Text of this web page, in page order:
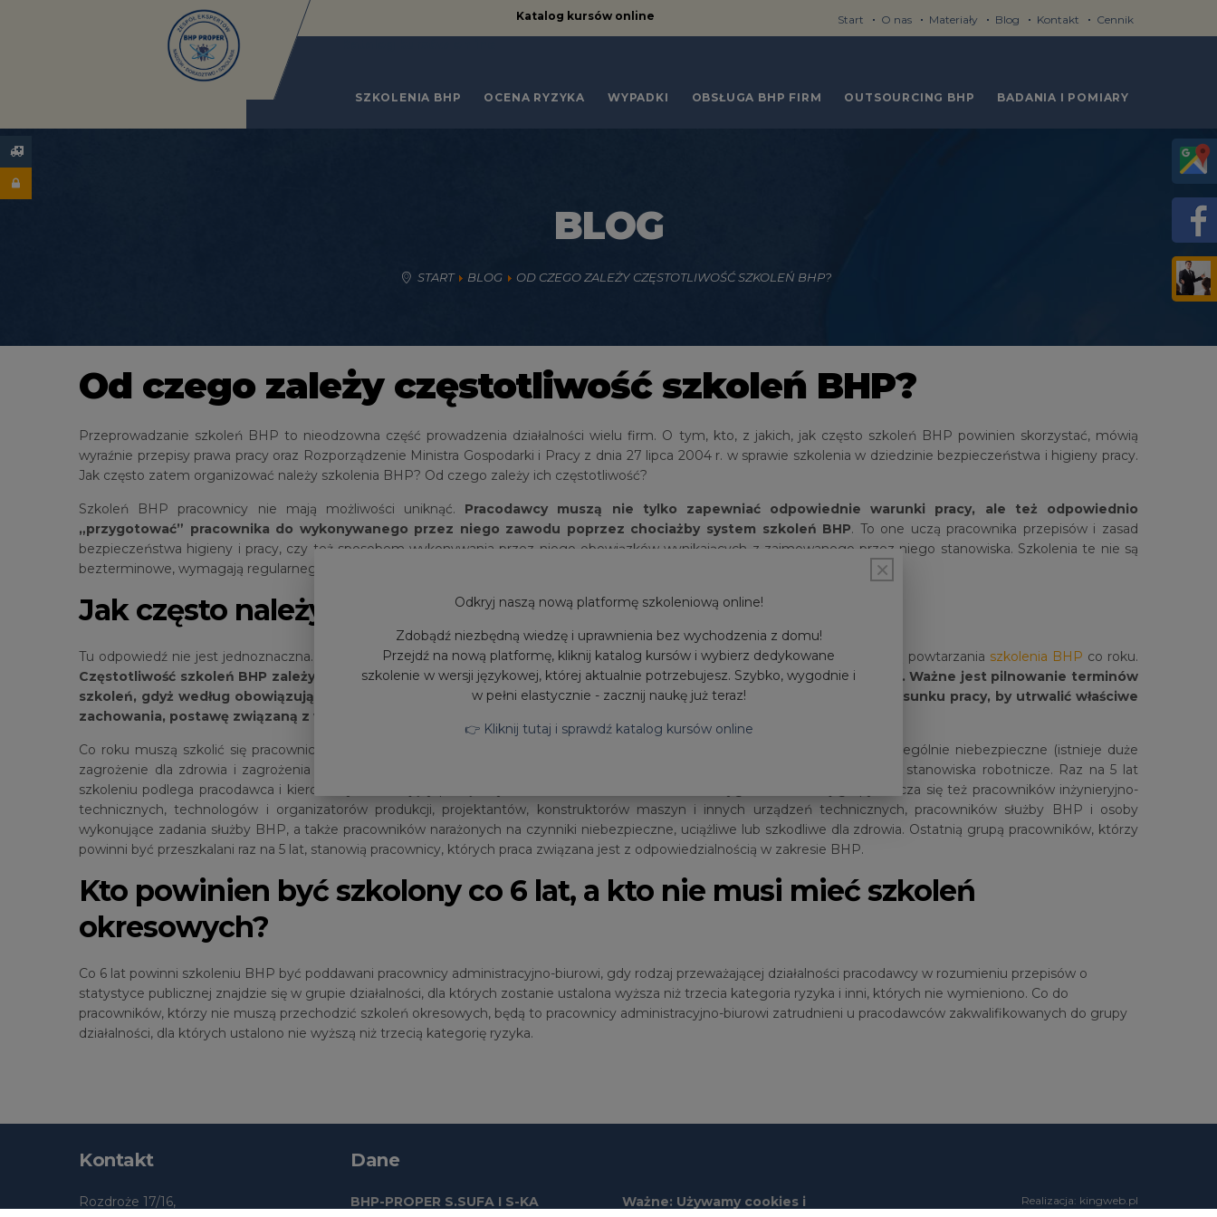
Start O nas Materiały Blog Kontakt Cennik
Katalog kursów online
SZKOLENIA BHP OCENA RYZYKA WYPADKI OBSŁUGA BHP FIRM OUTSOURCING BHP BADANIA I POMIARY
BLOG
START BLOG OD CZEGO ZALEŻY CZĘSTOTLIWOŚĆ SZKOLEŃ BHP?
Od czego zależy częstotliwość szkoleń BHP?
Przeprowadzanie szkoleń BHP to nieodzowna część prowadzenia działalności wielu firm. O tym, kto, z jakich, jak często szkoleń BHP powinien skorzystać, mówią
wyraźnie przepisy prawa pracy oraz Rozporządzenie Ministra Gospodarki i Pracy z dnia 27 lipca 2004 r. w sprawie szkolenia w dziedzinie bezpieczeństwa i higieny pracy.
Jak często zatem organizować należy szkolenia BHP? Od czego zależy ich częstotliwość?
Szkoleń BHP pracownicy nie mają możliwości uniknąć. Pracodawcy muszą nie tylko zapewniać odpowiednie warunki pracy, ale też odpowiednio
„przygotować” pracownika do wykonywanego przez niego zawodu poprzez chociażby system szkoleń BHP. To one uczą pracownika przepisów i zasad
bezpieczeństwa higieny i pracy, czy też sposobem wykonywania przez niego obowiązków wynikających z zajmowanego przez niego stanowiska. Szkolenia te nie są
bezterminowe, wymagają regularnego powtarzania, uaktualniania.
Jak często należy przechodzić szkolenia BHP?
Tu odpowiedź nie jest jednoznaczna. Są branże, których ważność szkolenia BHP jest dłuższa, a są takie zawody, które wymagają powtarzania szkolenia BHP co roku.
Częstotliwość szkoleń BHP zależy zatem od zajmowanego przez pracownika stanowiska i rodzaju wykonywanej pracy. Ważne jest pilnowanie terminów
szkoleń, gdyż według obowiązujących przepisów szkolenia BHP muszą dobywać się (powtarzać) w czasie trwania stosunku pracy, by utrwalić właściwe
zachowania, postawę związaną z warunkami pracy i wykonywanych w związku z zajmowanym stanowiskiem pracy.
Co roku muszą szkolić się pracownicy, którzy są zatrudnieni na stanowiskach robotniczych, których wykonywane prace są szczególnie niebezpieczne (istnieje duże
zagrożenie dla zdrowia i zagrożenia wypadkowego). Rzadziej, bo raz na 3 lata powinni być przeszkalani pracownicy zajmujący stanowiska robotnicze. Raz na 5 lat
szkoleniu podlega pracodawca i kierownicy nadzorujący pracę innych osób, zwłaszcza mistrzowie i brygadziści. Do tej grupy zalicza się też pracowników inżynieryjno-
technicznych, technologów i organizatorów produkcji, projektantów, konstruktorów maszyn i innych urządzeń technicznych, pracowników służby BHP i osoby
wykonujące zadania służby BHP, a także pracowników narażonych na czynniki niebezpieczne, uciążliwe lub szkodliwe dla zdrowia. Ostatnią grupą pracowników, którzy
powinni być przeszkalani raz na 5 lat, stanowią pracownicy, których praca związana jest z odpowiedzialnością w zakresie BHP.
Kto powinien być szkolony co 6 lat, a kto nie musi mieć szkoleń
okresowych?
Co 6 lat powinni szkoleniu BHP być poddawani pracownicy administracyjno-biurowi, gdy rodzaj przeważającej działalności pracodawcy w rozumieniu przepisów o
statystyce publicznej znajdzie się w grupie działalności, dla których zostanie ustalona wyższa niż trzecia kategoria ryzyka i inni, których nie wymieniono. Co do
pracowników, którzy nie muszą przechodzić szkoleń okresowych, będą to pracownicy administracyjno-biurowi zatrudnieni u pracodawców zakwalifikowanych do grupy
działalności, dla których ustalono nie wyższą niż trzecią kategorię ryzyka.
Kontakt
Rozdroże 17/16,
Dane
BHP-PROPER S.SUFA I S-KA
Ważne: Używamy cookies i
Realizacja: kingweb.pl
×
Odkryj naszą nową platformę szkoleniową online!
Zdobądź niezbędną wiedzę i uprawnienia bez wychodzenia z domu!
Przejdź na nową platformę, kliknij katalog kursów i wybierz dedykowane
szkolenie w wersji językowej, której aktualnie potrzebujesz. Szybko, wygodnie i
w pełni elastycznie - zacznij naukę już teraz!
👉 Kliknij tutaj i sprawdź katalog kursów online